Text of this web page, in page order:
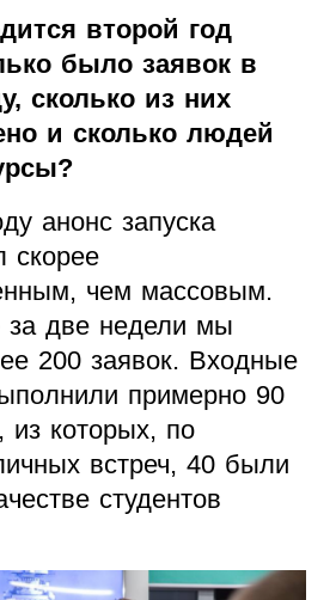
второй год
было заявок в
сколько из них
и сколько людей
анонс запуска
скорее
чем массовым.
две недели мы
200 заявок. Входные
примерно 90
из которых, по
встреч, 40 были
студентов